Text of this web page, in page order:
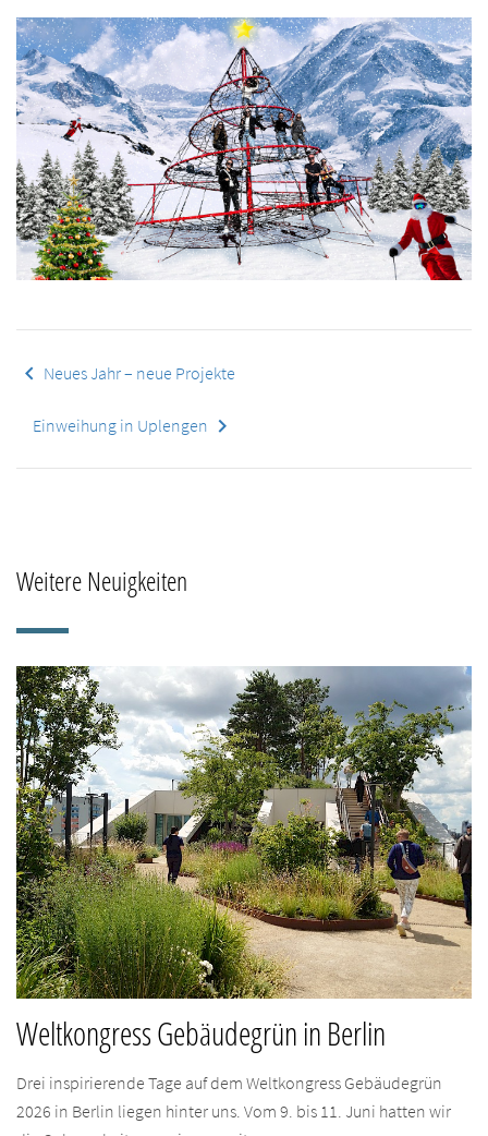
keyboard_arrow_left Neues Jahr – neue Projekte
Einweihung in Uplengen keyboard_arrow_right
Weitere Neuigkeiten
Weltkongress Gebäudegrün in Berlin
Drei inspirierende Tage auf dem Weltkongress Gebäudegrün
2026 in Berlin liegen hinter uns. Vom 9. bis 11. Juni hatten wir